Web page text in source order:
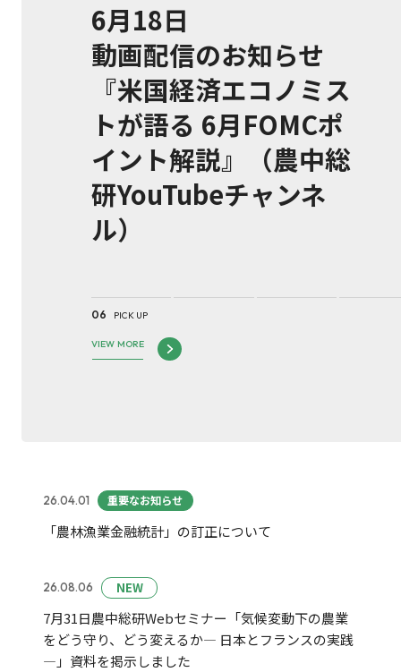
6月18日
動画配信のお知らせ
『米国経済エコノミス
トが語る 6月FOMCポ
イント解説』（農中総
研YouTubeチャンネ
ル）
VIEW MORE
06 PICK UP
26.04.01 重要なお知らせ
「農林漁業金融統計」の訂正について
26.08.06 NEW
7月31日農中総研Webセミナー「気候変動下の農業
をどう守り、どう変えるか― 日本とフランスの実践
―」資料を掲示しました